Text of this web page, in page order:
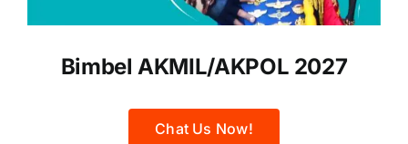
Bimbel AKMIL/AKPOL 2027
Chat Us Now!